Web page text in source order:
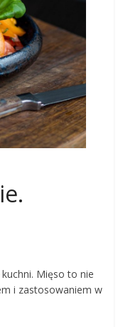
Mięso to nie
i zastosowaniem w